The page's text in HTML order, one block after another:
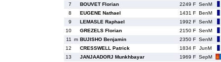
7
BOUVET Florian 2249 F SenM
8
EUGENE Nathael 1431 F BenM
9
LEMASLE Raphael 1992 F SenM
10
GREZELS Florian 2150 F SenM
11
m BUJISHO Benjamin 2350 F SenM
12
CRESSWELL Patrick 1834 F
JunM
13
JANJAADORJ Munkhbayar 1969 F SepM